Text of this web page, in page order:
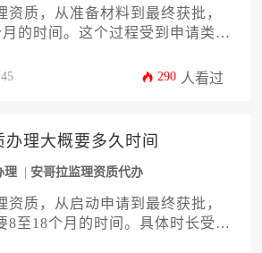
资质，从准备材料到最终获批，
的时间。这个过程受到申请类
。对于计划在安哥拉开展工程监
290 人看过
理大概要多久时间
理 安哥拉监理资质代办
资质，从启动申请到最终获批，
8至18个月的时间。具体时长受到